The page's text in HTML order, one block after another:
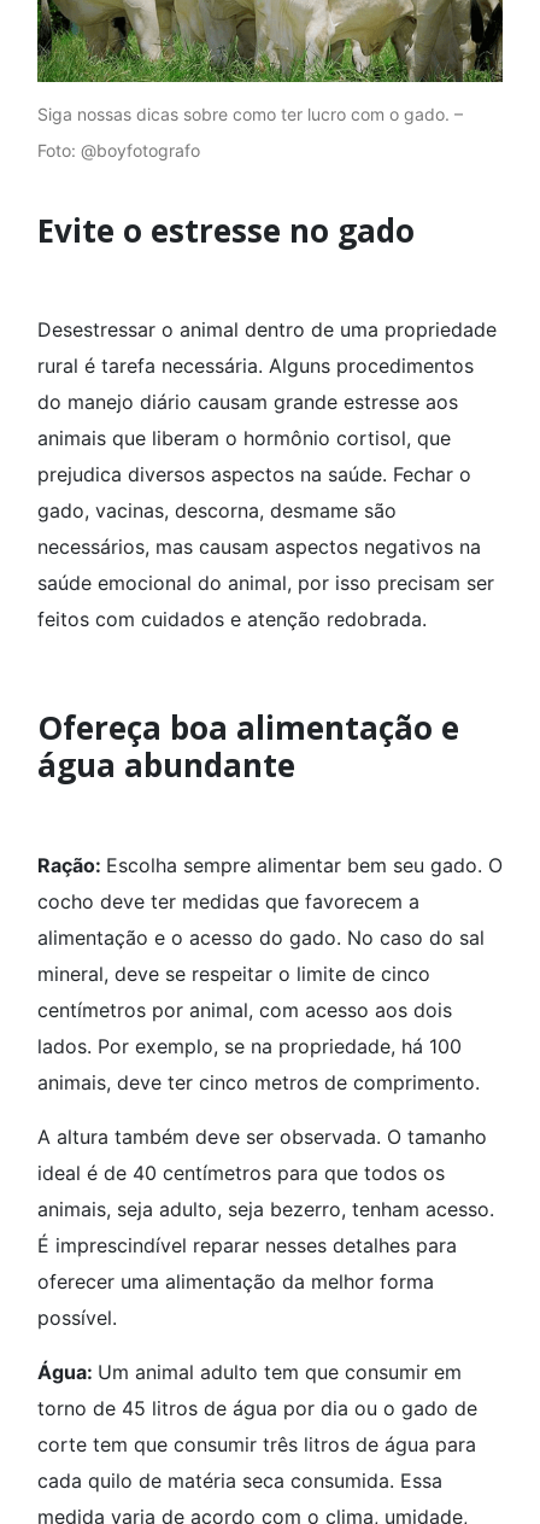
Siga nossas dicas sobre como ter lucro com o gado. –
Foto: @boyfotografo
Evite o estresse no gado
Desestressar o animal dentro de uma propriedade
rural é tarefa necessária. Alguns procedimentos
do manejo diário causam grande estresse aos
animais que liberam o hormônio cortisol, que
prejudica diversos aspectos na saúde. Fechar o
gado, vacinas, descorna, desmame são
necessários, mas causam aspectos negativos na
saúde emocional do animal, por isso precisam ser
feitos com cuidados e atenção redobrada.
Ofereça boa alimentação e
água abundante
Ração: Escolha sempre alimentar bem seu gado. O
cocho deve ter medidas que favorecem a
alimentação e o acesso do gado. No caso do sal
mineral, deve se respeitar o limite de cinco
centímetros por animal, com acesso aos dois
lados. Por exemplo, se na propriedade, há 100
animais, deve ter cinco metros de comprimento.
A altura também deve ser observada. O tamanho
ideal é de 40 centímetros para que todos os
animais, seja adulto, seja bezerro, tenham acesso.
É imprescindível reparar nesses detalhes para
oferecer uma alimentação da melhor forma
possível.
Água: Um animal adulto tem que consumir em
torno de 45 litros de água por dia ou o gado de
corte tem que consumir três litros de água para
cada quilo de matéria seca consumida. Essa
medida varia de acordo com o clima, umidade,